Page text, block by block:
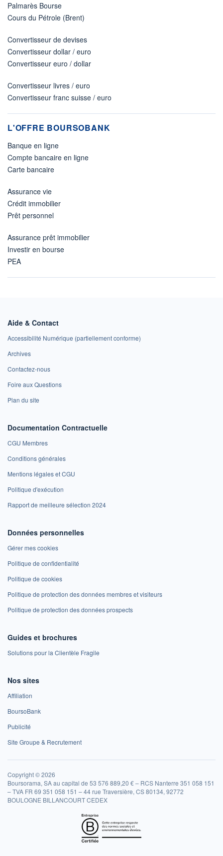
Palmarès Bourse
Cours du Pétrole (Brent)
Convertisseur de devises
Convertisseur dollar / euro
Convertisseur euro / dollar
Convertisseur livres / euro
Convertisseur franc suisse / euro
L'OFFRE BOURSOBANK
Banque en ligne
Compte bancaire en ligne
Carte bancaire
Assurance vie
Crédit immobilier
Prêt personnel
Assurance prêt immobilier
Investir en bourse
PEA
Aide & Contact
Accessibilité Numérique (partiellement conforme)
Archives
Contactez-nous
Foire aux Questions
Plan du site
Documentation Contractuelle
CGU Membres
Conditions générales
Mentions légales et CGU
Politique d'exécution
Rapport de meilleure sélection 2024
Données personnelles
Gérer mes cookies
Politique de confidentialité
Politique de cookies
Politique de protection des données membres et visiteurs
Politique de protection des données prospects
Guides et brochures
Solutions pour la Clientèle Fragile
Nos sites
Affiliation
BoursoBank
Publicité
Site Groupe & Recrutement
Copyright © 2026
Boursorama, SA au capital de 53 576 889,20 € – RCS Nanterre 351 058 151
– TVA FR 69 351 058 151 – 44 rue Traversière, CS 80134, 92772
BOULOGNE BILLANCOURT CEDEX